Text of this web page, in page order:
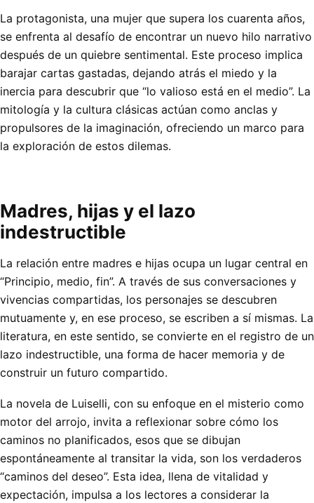
La protagonista, una mujer que supera los cuarenta años,
se enfrenta al desafío de encontrar un nuevo hilo narrativo
después de un quiebre sentimental. Este proceso implica
barajar cartas gastadas, dejando atrás el miedo y la
inercia para descubrir que “lo valioso está en el medio”. La
mitología y la cultura clásicas actúan como anclas y
propulsores de la imaginación, ofreciendo un marco para
la exploración de estos dilemas.
Madres, hijas y el lazo
indestructible
La relación entre madres e hijas ocupa un lugar central en
“Principio, medio, fin”. A través de sus conversaciones y
vivencias compartidas, los personajes se descubren
mutuamente y, en ese proceso, se escriben a sí mismas. La
literatura, en este sentido, se convierte en el registro de un
lazo indestructible, una forma de hacer memoria y de
construir un futuro compartido.
La novela de Luiselli, con su enfoque en el misterio como
motor del arrojo, invita a reflexionar sobre cómo los
caminos no planificados, esos que se dibujan
espontáneamente al transitar la vida, son los verdaderos
“caminos del deseo”. Esta idea, llena de vitalidad y
expectación, impulsa a los lectores a considerar la